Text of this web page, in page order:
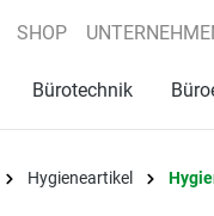
SHOP
Bürotechnik
Hygieneartikel